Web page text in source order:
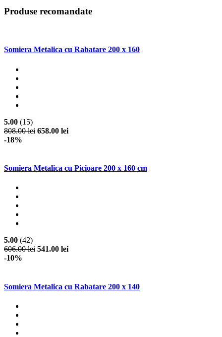
Produse recomandate
Somiera Metalica cu Rabatare 200 x 160
5.00 (15)
808.00 lei 658.00 lei
-18%
Somiera Metalica cu Picioare 200 x 160 cm
5.00 (42)
606.00 lei 541.00 lei
-10%
Somiera Metalica cu Rabatare 200 x 140